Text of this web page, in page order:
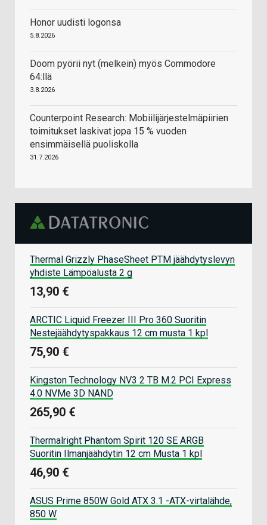
Honor uudisti logonsa
5.8.2026
Doom pyörii nyt (melkein) myös Commodore
64:llä
3.8.2026
Counterpoint Research: Mobiilijärjestelmäpiirien
toimitukset laskivat jopa 15 % vuoden
ensimmäisellä puoliskolla
31.7.2026
Thermal Grizzly PhaseSheet PTM jäähdytyslevyn
yhdiste Lämpöalusta 2 g
13,90 €
ARCTIC Liquid Freezer III Pro 360 Suoritin
Nestejäähdytyspakkaus 12 cm musta 1 kpl
75,90 €
Kingston Technology NV3 2 TB M.2 PCI Express
4.0 NVMe 3D NAND
265,90 €
Thermalright Phantom Spirit 120 SE ARGB
Suoritin Ilmanjäähdytin 12 cm Musta 1 kpl
46,90 €
ASUS Prime 850W Gold ATX 3.1 -ATX-virtalähde,
850 W